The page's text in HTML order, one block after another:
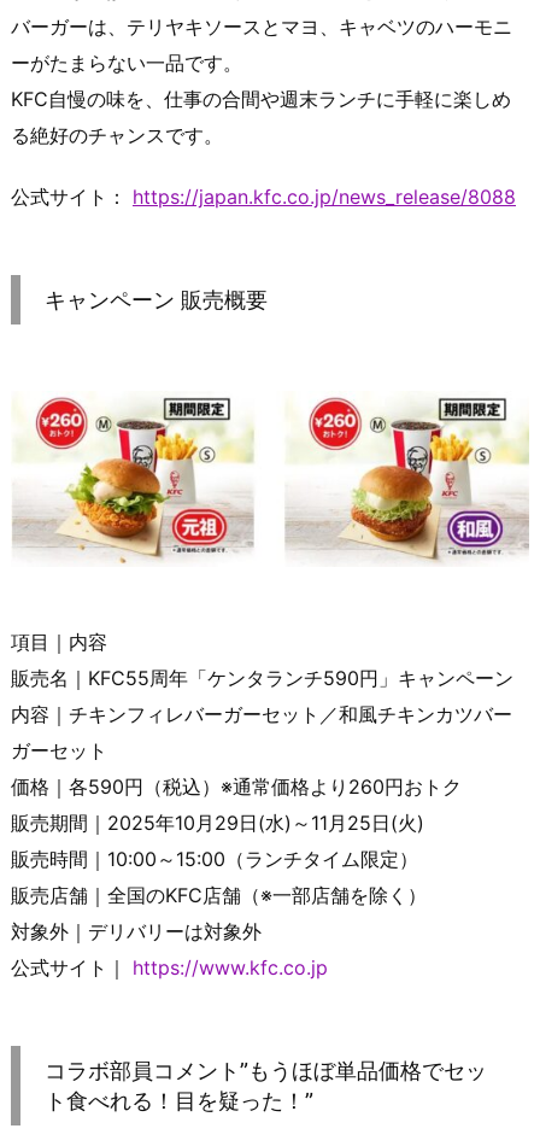
バーガーは、テリヤキソースとマヨ、キャベツのハーモニ
ーがたまらない一品です。
KFC自慢の味を、仕事の合間や週末ランチに手軽に楽しめ
る絶好のチャンスです。
公式サイト： https://japan.kfc.co.jp/news_release/8088
キャンペーン 販売概要
項目｜内容
販売名｜KFC55周年「ケンタランチ590円」キャンペーン
内容｜チキンフィレバーガーセット／和風チキンカツバー
ガーセット
価格｜各590円（税込）※通常価格より260円おトク
販売期間｜2025年10月29日(水)～11月25日(火)
販売時間｜10:00～15:00（ランチタイム限定）
販売店舗｜全国のKFC店舗（※一部店舗を除く）
対象外｜デリバリーは対象外
公式サイト｜
https://www.kfc.co.jp
コラボ部員コメント”もうほぼ単品価格でセッ
ト食べれる！目を疑った！”